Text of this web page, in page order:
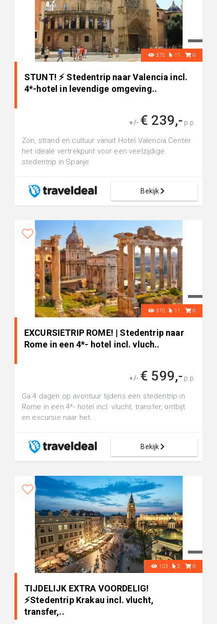
375 11 0
STUNT! ⚡ Stedentrip naar Valencia incl.
4*-hotel in levendige omgeving..
+/- € 239,- p.p.
Zon, strand en cultuur vanuit Hotel Valencia Center
het ideale vertrekpunt voor een veelzijdige
stedentrip in Spanje
Bekijk
370 11 0
EXCURSIETRIP ROME! | Stedentrip naar
Rome in een 4*- hotel incl. vluch..
+/- € 599,- p.p.
Ga 4 dagen op avontuur tijdens een stedentrip in
Rome in een 4*- hotel incl. vlucht, transfer, ontbijt
en excursie naar het...
Bekijk
103 2 0
TIJDELIJK EXTRA VOORDELIG!
⚡️Stedentrip Krakau incl. vlucht,
transfer,..